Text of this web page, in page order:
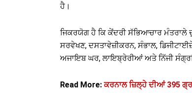
ਹੈ।
ਜਿਕਰਯੋਗ ਹੈ ਕਿ ਕੇਂਦਰੀ ਸੱਭਿਆਚਾਰ ਮੰਤਰਾਲੇ
ਸਰਵੇਖਣ, ਦਸਤਾਵੇਜ਼ੀਕਰਨ, ਸੰਭਾਲ,
ਅਜਾਇਬ ਘਰ, ਲਾਇਬ੍ਰੇਰੀਆਂ ਅਤੇ ਨਿੱਜੀ
Read More:ਕਰਨਾਲ ਜ਼ਿਲ੍ਹੇ ਦੀਆਂ 395